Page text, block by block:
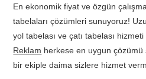
En ekonomik fiyat ve özgün
tabelaları çözümleri sunuyoruz!
yol tabelası ve çatı tabelası
Reklam herkese en uygun çözümü
bir ekiple daima sizlere hizmet